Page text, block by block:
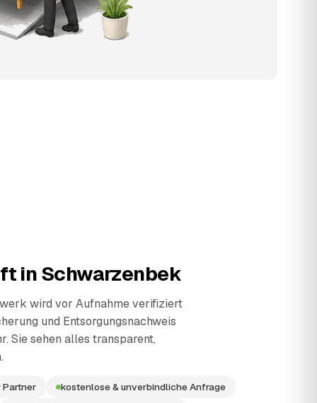
inSchwarzenbek
wird vor Aufnahme verifiziert
und Entsorgungsnachweis
Sie sehen alles transparent,
Partner kostenlose & unverbindliche Anfrage